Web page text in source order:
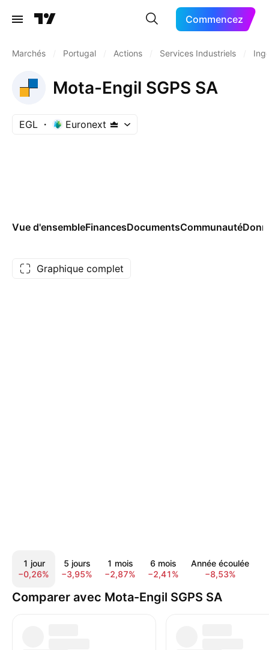
Commencez
Marchés Portugal Actions Services Industriels
Mota-Engil SGPS SA
EGL Euronext
Vue d'ensembleFinancesDocumentsCommunauté
Graphique complet
1 jour
−0,26%
5 jours
−3,95%
1 mois
−2,87%
6 mois
−2,41%
Année écoulée
−8,53%
Comparer avec Mota-Engil SGPS SA